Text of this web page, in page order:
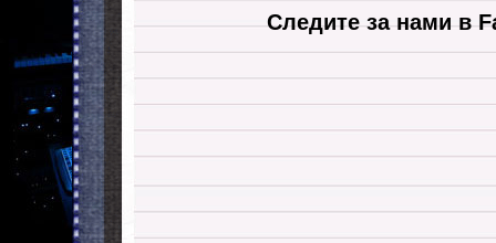
Следите за нами в